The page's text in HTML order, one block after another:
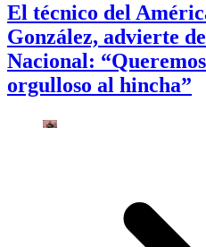
El técnico del
González, advierte
Nacional:
orgulloso al hincha”